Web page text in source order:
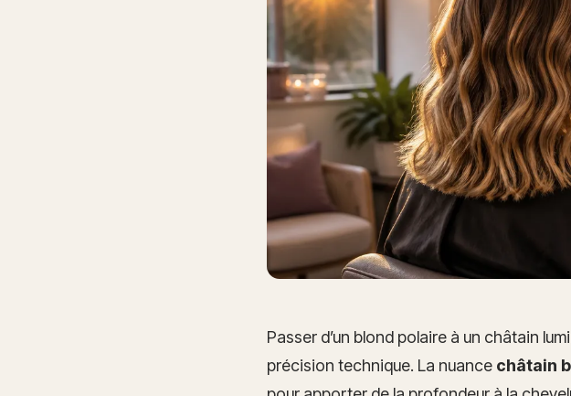
Passer d’un blond polaire à un châtain
précision technique. La nuance châtain